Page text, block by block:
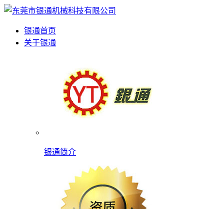
银通首页
关于银通
银通简介